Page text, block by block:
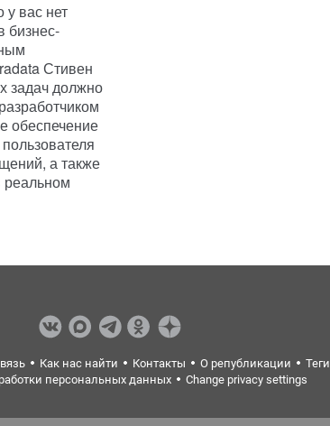
вас нет
бизнес-
Стивен
задач должно
обеспечение
а также
реальном
Как нас найти Контакты О републикации
Теги
персональных данных Change privacy settings